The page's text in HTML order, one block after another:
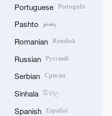
Portuguese Português
Pashto پښتو
Romanian Română
Russian Русский
Serbian Српски
Sinhala සිංහල
Spanish Español